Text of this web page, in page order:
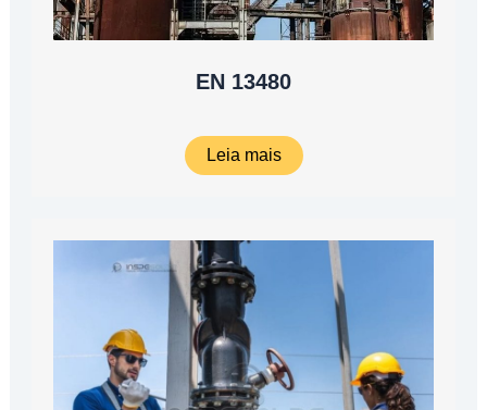
EN 13480
Leia mais